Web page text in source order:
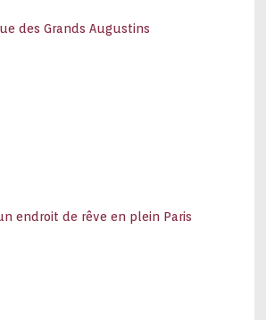
des Grands Augustins
un endroit de rêve en plein Paris